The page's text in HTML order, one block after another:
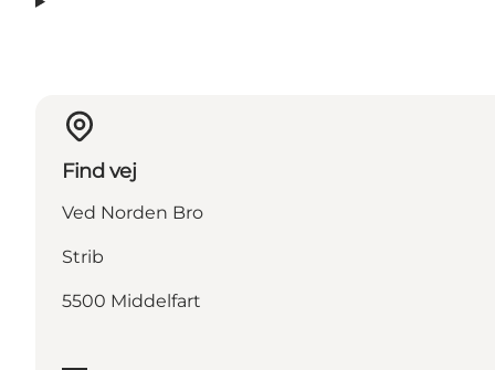
Find vej
Ved Norden Bro
Strib
5500 Middelfart